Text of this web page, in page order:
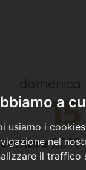
a
usiamo i
nel
il traffico
domenica
15
2019